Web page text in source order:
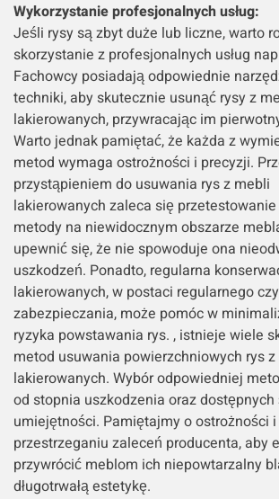
Wykorzystanie profesjonalnych usług:
Jeśli rysy są zbyt duże lub liczne, warto
skorzystanie z profesjonalnych usług
Fachowcy posiadają odpowiednie
techniki, aby skutecznie usunąć rysy z
lakierowanych, przywracając im
Warto jednak pamiętać, że każda z
metod wymaga ostrożności i precyzji.
przystąpieniem do usuwania rys z mebli
lakierowanych zaleca się
metody na niewidocznym obszarze
upewnić się, że nie spowoduje ona
uszkodzeń. Ponadto, regularna
lakierowanych, w postaci regularnego
zabezpieczania, może pomóc w
ryzyka powstawania rys. , istnieje wiele
metod usuwania powierzchniowych rys
lakierowanych. Wybór odpowiedniej
od stopnia uszkodzenia oraz dostępnych
umiejętności. Pamiętajmy o ostrożności i
przestrzeganiu zaleceń producenta, aby
przywrócić meblom ich niepowtarzalny
długotrwałą estetykę.